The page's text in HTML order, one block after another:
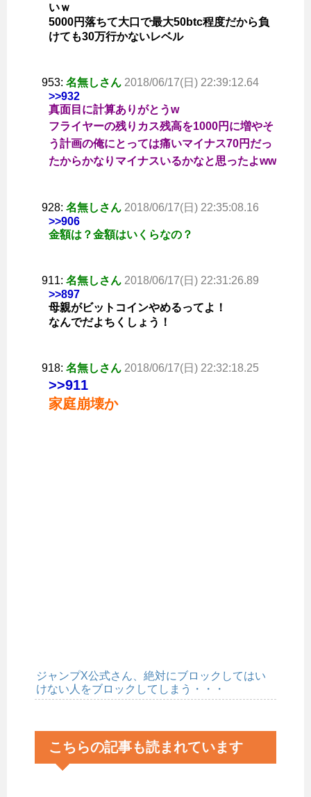
いｗ
5000円落ちて大口で最大50btc程度だから負
けても30万行かないレベル
953: 名無しさん 2018/06/17(日) 22:39:12.64
>>932
真面目に計算ありがとうw
フライヤーの残りカス残高を1000円に増やそ
う計画の俺にとっては痛いマイナス70円だっ
たからかなりマイナスいるかなと思ったよww
928: 名無しさん 2018/06/17(日) 22:35:08.16
>>906
金額は？金額はいくらなの？
911: 名無しさん 2018/06/17(日) 22:31:26.89
>>897
母親がビットコインやめるってよ！
なんでだよちくしょう！
918: 名無しさん 2018/06/17(日) 22:32:18.25
>>911
家庭崩壊か
ジャンプX公式さん、絶対にブロックしてはい
けない人をブロックしてしまう・・・
こちらの記事も読まれています